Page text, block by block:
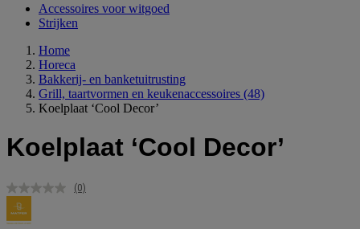
Accessoires voor witgoed
Strijken
Home
Horeca
Bakkerij- en banketuitrusting
Grill, taartvormen en keukenaccessoires (48)
Koelplaat ‘Cool Decor’
Koelplaat ‘Cool Decor’
Geen
(0)